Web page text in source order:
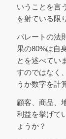
いうことを言
を射ている限
パレートの法
果の80%は自
とを述べてい
すのではなく
うか数字を計
顧客、商品、
利益を挙げて
ょうか？